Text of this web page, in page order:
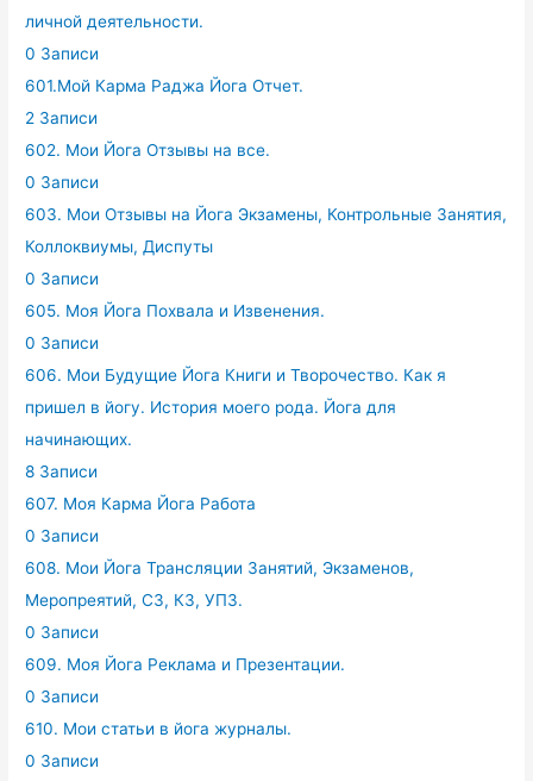
личной деятельности.
0 Записи
601.Мой Карма Раджа Йога Отчет.
2 Записи
602. Мои Йога Отзывы на все.
0 Записи
603. Мои Отзывы на Йога Экзамены, Контрольные Занятия,
Коллоквиумы, Диспуты
0 Записи
605. Моя Йога Похвала и Извенения.
0 Записи
606. Мои Будущие Йога Книги и Творочество. Как я
пришел в йогу. История моего рода. Йога для
начинающих.
8 Записи
607. Моя Карма Йога Работа
0 Записи
608. Мои Йога Трансляции Занятий, Экзаменов,
Меропреятий, СЗ, КЗ, УПЗ.
0 Записи
609. Моя Йога Реклама и Презентации.
0 Записи
610. Мои статьи в йога журналы.
0 Записи